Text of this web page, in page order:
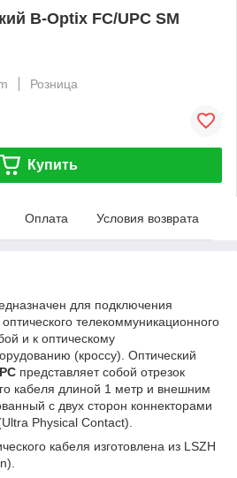
B-Optix FC/UPC SM
Розница
Купить
Оплата Условия возврата
для подключения
телекоммуникационного
и к оптическому
(кроссу). Оптический
представляет собой отрезок
кабеля длиной 1 метр и внешним
с двух сторон коннекторами
Physical Contact).
кабеля изготовлена из LSZH